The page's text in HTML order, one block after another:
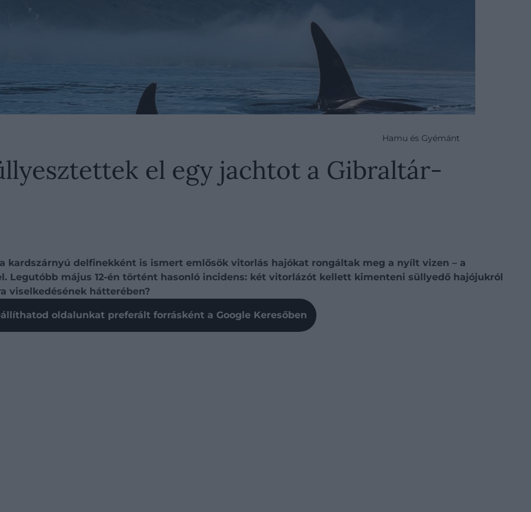
Hamu és Gyémánt
el egy jachtot a Gibraltár-
kardszárnyú delfinekként is ismert emlősök vitorlás hajókat rongáltak meg a nyílt vizen – a
Legutóbb május 12-én történt hasonló incidens: két vitorlázót kellett kimenteni süllyedő hajójukról
viselkedésének hátterében?
oldalunkat preferált forrásként a Google Keresőben